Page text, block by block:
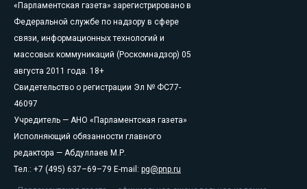
«Парламентская газета» зарегистрировано в
Федеральной службе по надзору в сфере
связи, информационных технологий и
массовых коммуникаций (Роскомнадзор) 05
августа 2011 года. 18+
Свидетельство о регистрации Эл № ФС77-
46097
Учредитель — АНО «Парламентская газета»
Исполняющий обязанности главного
редактора — Абдуллаев М.Р.
Тел.: +7 (495) 637–69–79 E-mail: pg@pnp.ru